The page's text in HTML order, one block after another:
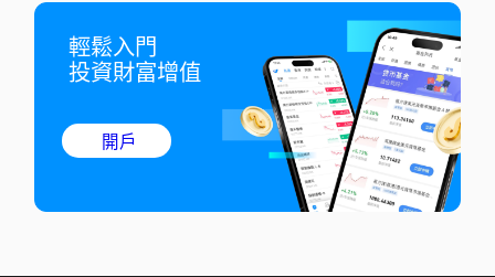
輕鬆入門
投資財富增值
開戶